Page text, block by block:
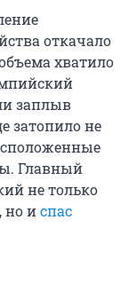
откачало
хватило
заплыв
затопило не
Главный
не только
но испас